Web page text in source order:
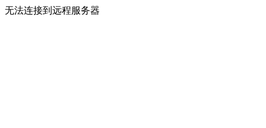
无法连接到远程服务器